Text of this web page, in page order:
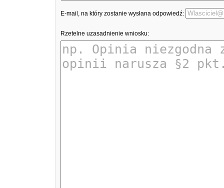
E-mail, na który zostanie wysłana odpowiedź:
Rzetelne uzasadnienie wniosku: